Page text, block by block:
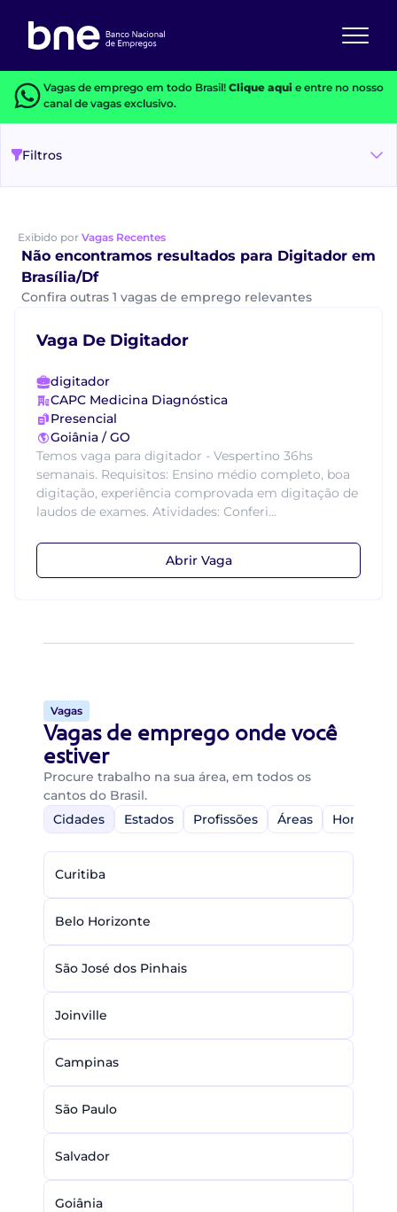
Vagas de emprego em todo Brasil! Clique aquie entre no nosso
canal de vagas exclusivo.
Filtros
Exibido por Vagas Recentes
Não encontramos resultados para Digitador em
Brasília/Df
Confira outras 1 vagas de emprego relevantes
Vaga De Digitador
digitador
CAPC Medicina Diagnóstica
Presencial
Goiânia / GO
Temos vaga para digitador - Vespertino 36hs
semanais. Requisitos: Ensino médio completo, boa
digitação, experiência comprovada em digitação de
laudos de exames. Atividades: Conferi...
Abrir Vaga
Vagas
Vagas de emprego onde você
estiver
Procure trabalho na sua área, em todos os
cantos do Brasil.
Cidades
Estados Profissões Áreas Home-
Curitiba
Belo Horizonte
São José dos Pinhais
Joinville
Campinas
São Paulo
Salvador
Goiânia